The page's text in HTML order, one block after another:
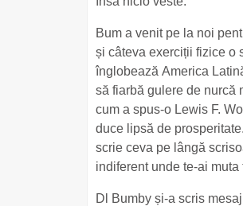
Bum a venit pe la noi
și câteva exerciții fizice o
înglobează America
să fiarbă gulere de nurcă
cum a spus-o Lewis F.
duce lipsă de
scrie ceva pe lângă
indiferent unde te-ai
Dl Bumby și-a scris